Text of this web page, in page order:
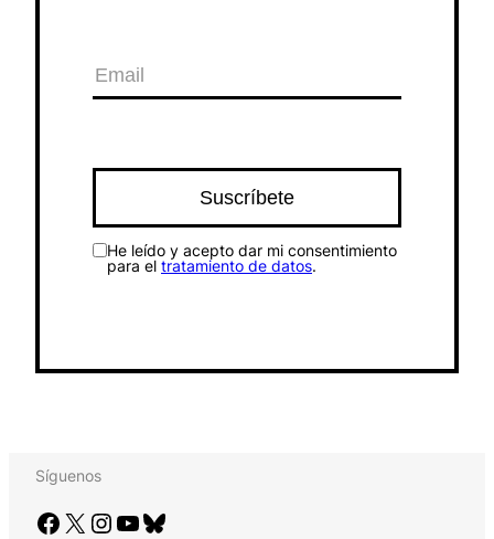
He leído y acepto dar mi consentimiento
para el tratamiento de datos.
Síguenos
Facebook X Instagram YouTube Bluesky